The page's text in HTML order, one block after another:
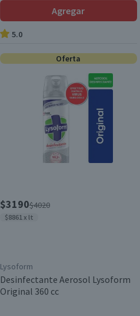
Agregar
5.0
Oferta
$3190$4020
$8861 x lt
Lysoform
Desinfectante Aerosol Lysoform
Original 360 cc